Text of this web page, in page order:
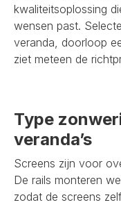
kwaliteitsoplossing
wensen past.
veranda, doorloop
ziet meteen de
Type
veranda’s
Screens zijn voor
De rails monteren
zodat de screens